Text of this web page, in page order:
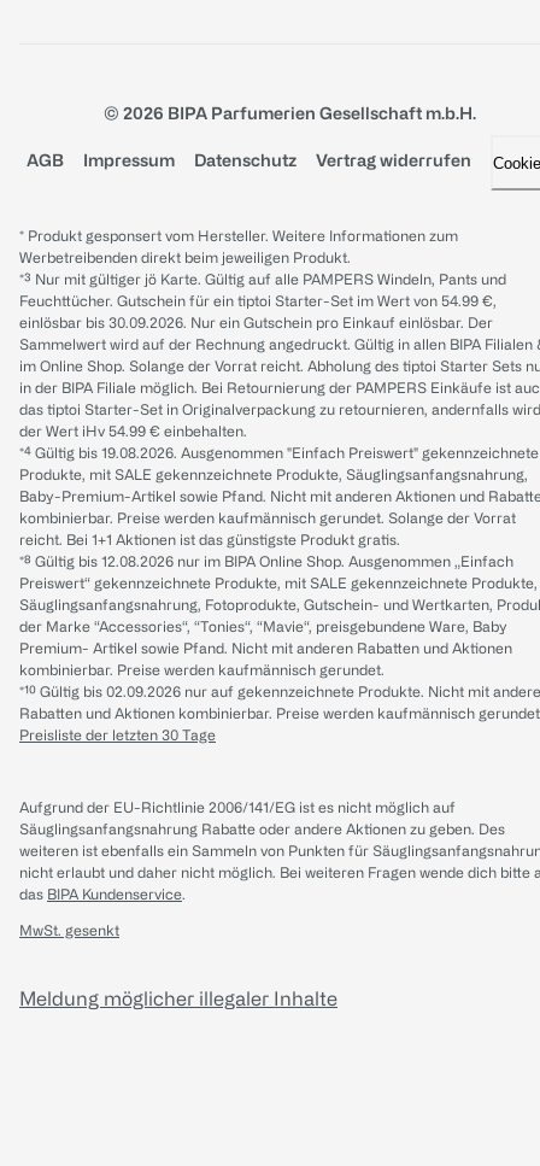
© 2026 BIPA Parfumerien Gesellschaft m.b.H.
AGB Impressum Datenschutz Vertrag widerrufen
* Produkt gesponsert vom Hersteller. Weitere Informationen zum
Werbetreibenden direkt beim jeweiligen Produkt.
*³ Nur mit gültiger jö Karte. Gültig auf alle PAMPERS Windeln, Pants und
Feuchttücher. Gutschein für ein tiptoi Starter-Set im Wert von 54.99 €,
einlösbar bis 30.09.2026. Nur ein Gutschein pro Einkauf einlösbar. Der
Sammelwert wird auf der Rechnung angedruckt. Gültig in allen BIPA Filialen
im Online Shop. Solange der Vorrat reicht. Abholung des tiptoi Starter Sets
in der BIPA Filiale möglich. Bei Retournierung der PAMPERS Einkäufe ist
das tiptoi Starter-Set in Originalverpackung zu retournieren, andernfalls wird
der Wert iHv 54.99 € einbehalten.
*⁴ Gültig bis 19.08.2026. Ausgenommen "Einfach Preiswert" gekennzeichnete
Produkte, mit SALE gekennzeichnete Produkte, Säuglingsanfangsnahrung,
Baby-Premium-Artikel sowie Pfand. Nicht mit anderen Aktionen und
kombinierbar. Preise werden kaufmännisch gerundet. Solange der Vorrat
reicht. Bei 1+1 Aktionen ist das günstigste Produkt gratis.
*⁸ Gültig bis 12.08.2026 nur im BIPA Online Shop. Ausgenommen „Einfach
Preiswert“ gekennzeichnete Produkte, mit SALE gekennzeichnete Produkte,
Säuglingsanfangsnahrung, Fotoprodukte, Gutschein- und Wertkarten,
der Marke “Accessories“, “Tonies“, “Mavie“, preisgebundene Ware, Baby
Premium- Artikel sowie Pfand. Nicht mit anderen Rabatten und Aktionen
kombinierbar. Preise werden kaufmännisch gerundet.
*¹⁰ Gültig bis 02.09.2026 nur auf gekennzeichnete Produkte. Nicht mit
Rabatten und Aktionen kombinierbar. Preise werden kaufmännisch
Preisliste der letzten 30 Tage
Aufgrund der EU-Richtlinie 2006/141/EG ist es nicht möglich auf
Säuglingsanfangsnahrung Rabatte oder andere Aktionen zu geben. Des
weiteren ist ebenfalls ein Sammeln von Punkten für
nicht erlaubt und daher nicht möglich. Bei weiteren Fragen wende dich bitte
das BIPA Kundenservice.
MwSt. gesenkt
Meldung möglicher illegaler Inhalte